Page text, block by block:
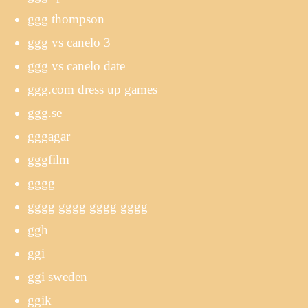
ggg thompson
ggg vs canelo 3
ggg vs canelo date
ggg.com dress up games
ggg.se
gggagar
gggfilm
gggg
gggg gggg gggg gggg
ggh
ggi
ggi sweden
ggik